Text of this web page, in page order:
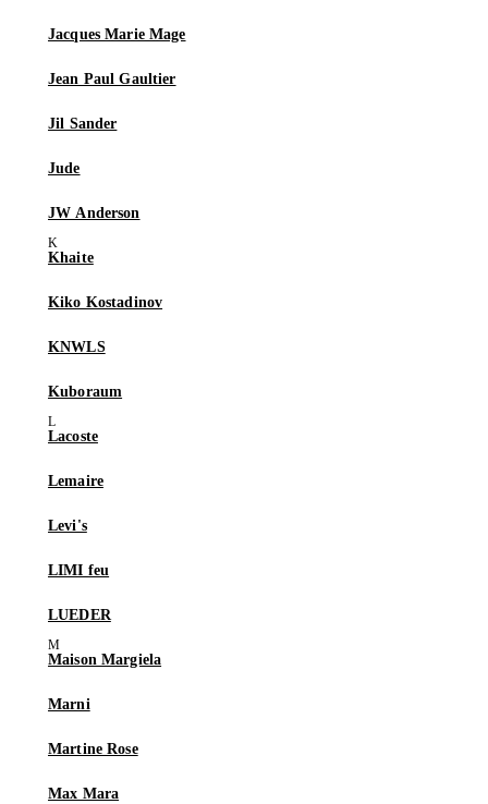
Jacques Marie Mage
Jean Paul Gaultier
Jil Sander
Jude
JW Anderson
Khaite
Kiko Kostadinov
KNWLS
Kuboraum
Lacoste
Lemaire
Levi's
LIMI feu
LUEDER
Maison Margiela
Marni
Martine Rose
Max Mara